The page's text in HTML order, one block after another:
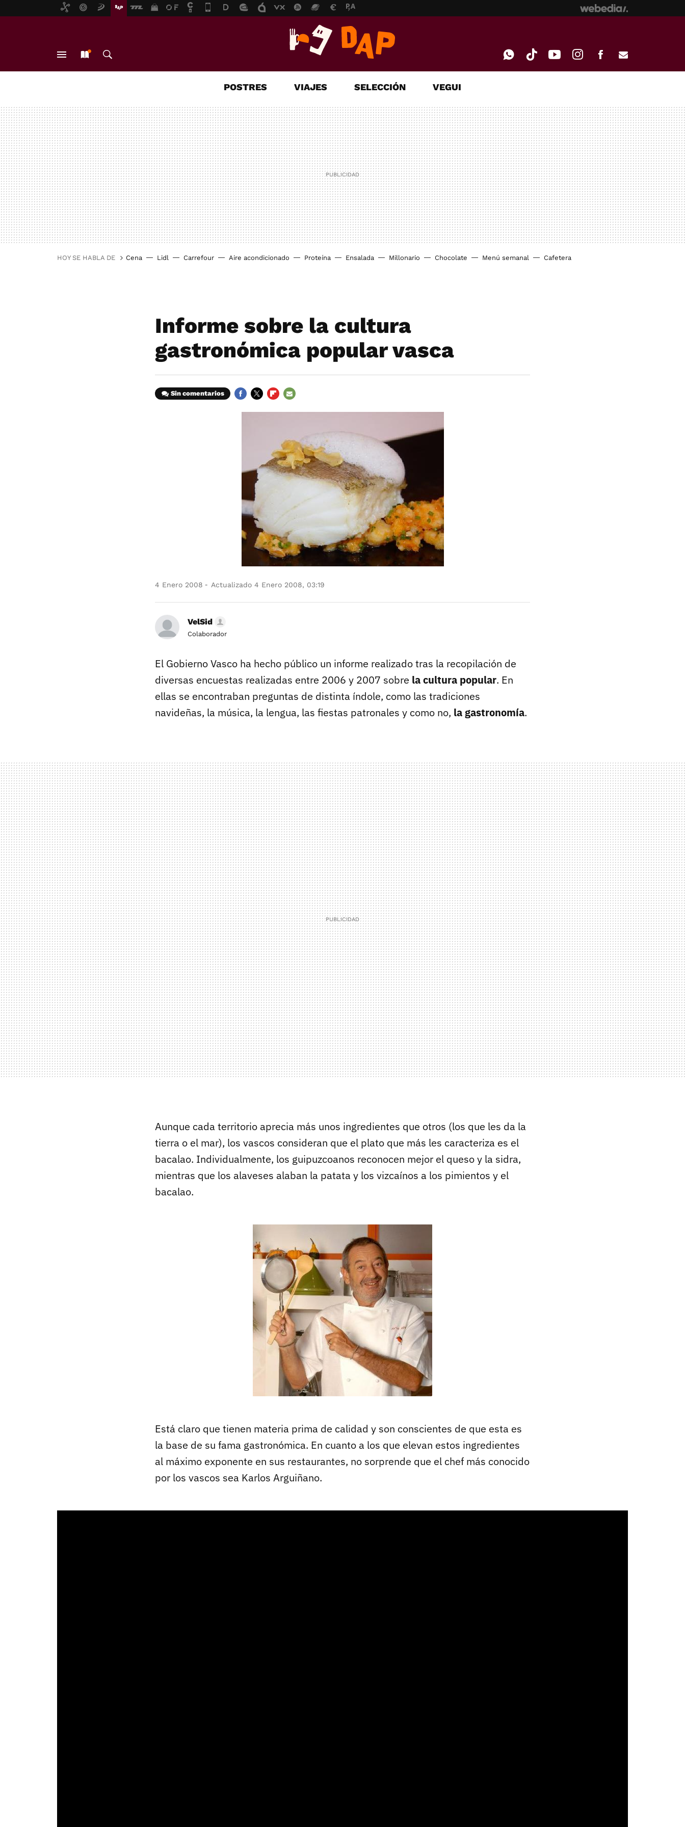
MAIL
POSTRES VIAJES SELECCIÓN VEGUI
HOY SE HABLA DE Cena Lidl Carrefour Aire acondicionado Proteína Ensalada Millonario Chocolate Menú semanal Cafetera
Informe sobre la cultura
gastronómica popular vasca
Sin comentarios
4 Enero 2008 Actualizado 4 Enero 2008, 03:19
VelSid
Colaborador
El Gobierno Vasco ha hecho público un informe realizado tras la recopilación de
diversas encuestas realizadas entre 2006 y 2007 sobre la cultura popular. En
ellas se encontraban preguntas de distinta índole, como las tradiciones
navideñas, la música, la lengua, las fiestas patronales y como no, la gastronomía.
Aunque cada territorio aprecia más unos ingredientes que otros (los que les da la
tierra o el mar), los vascos consideran que el plato que más les caracteriza es el
bacalao. Individualmente, los guipuzcoanos reconocen mejor el queso y la sidra,
mientras que los alaveses alaban la patata y los vizcaínos a los pimientos y el
bacalao.
Está claro que tienen materia prima de calidad y son conscientes de que esta es
la base de su fama gastronómica. En cuanto a los que elevan estos ingredientes
al máximo exponente en sus restaurantes, no sorprende que el chef más conocido
por los vascos sea Karlos Arguiñano.